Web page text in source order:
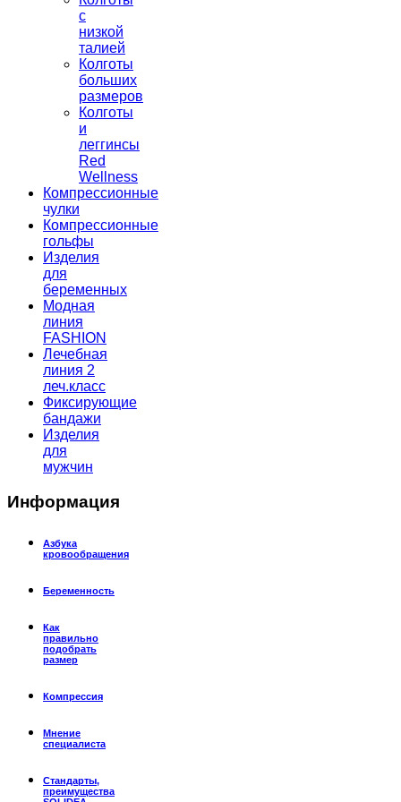
с
низкой
талией
Колготы
больших
размеров
Колготы
и
леггинсы
Red
Wellness
Компрессионные
чулки
Компрессионные
гольфы
Изделия
для
беременных
Модная
линия
FASHION
Лечебная
линия 2
леч.класс
Фиксирующие
бандажи
Изделия
для
мужчин
Информация
Азбука
кровообращения
Беременность
Как
правильно
подобрать
размер
Компрессия
Мнение
специалиста
Стандарты,
преимущества